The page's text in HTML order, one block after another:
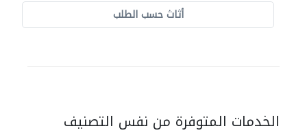
أثاث حسب الطلب
الخدمات المتوفرة من نفس التصنيف